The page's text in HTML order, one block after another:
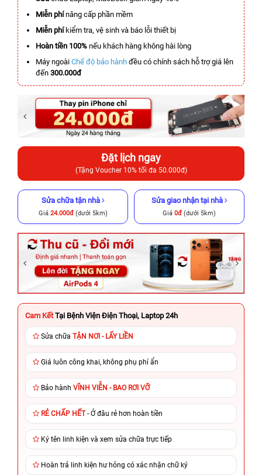
Miễn phínâng cấp phần mềm
Miễn phíkiểm tra, vệ sinh và báo lỗi thiết bị
Hoàn tiền 100% nếu khách hàng không hài lòng
Máy ngoài Chế độ bảo hành đều có chính sách hỗ trợ giá lên
đến 300.000đ
Đặt lịch ngay
(Tặng Voucher 10% tối đa 50.000đ)
Sửa chữa tận nhà
Giá 24.000đ(dưới 5km)
Sửa giao nhận tại nhà
Giá 0đ (dưới 5km)
Cam Kết Tại Bệnh Viện Điện Thoại, Laptop 24h
Sửa chữa TẬN NƠI - LẤY LIỀN
Giá luôn công khai, không phụ phí ẩn
Bảo hành VĨNH VIỄN - BAO RƠI VỠ
RẺ CHẤP HẾT- Ở đâu rẻ hơn hoàn tiền
Ký tên linh kiện và xem sửa chữa trực tiếp
Hoàn trả linh kiện hư hỏng có xác nhận chữ ký